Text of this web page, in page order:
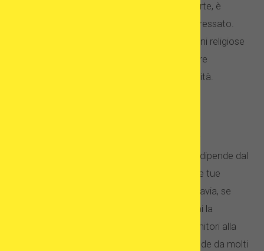
vietate. L’adozione di un bambino, d’altra parte, è
percepito come un atto onorevole e disinteressato.
Ecco perché le coppie sterili con forti opinioni religiose
e preoccupazioni etiche sceglieranno sempre
l’adozione rispetto al trattamento della fertilità.
completarle e i costi possono variare, tutto dipende dal
paese in cui vivi, dal paese da cui adotti, dalle tue
preferenze e dalla situazione materiale. Tuttavia, se
lavori con una buona agenzia di adozioni, hai la
garanzia che tu e tuo marito diventerete genitori alla
dipende da molti